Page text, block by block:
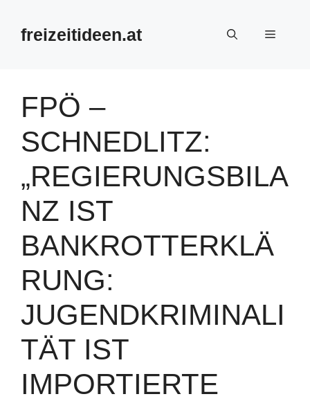
Inhalt
springenfreizeitideen.at Menü
FPÖ –
SCHNEDLITZ:
„REGIERUNGSBILA
NZ IST
BANKROTTERKLÄ
RUNG:
JUGENDKRIMINALI
TÄT IST
IMPORTIERTE